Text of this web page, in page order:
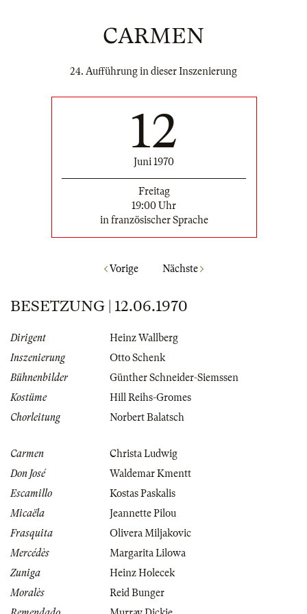
CARMEN
24. Aufführung in dieser Inszenierung
12
Juni 1970
Freitag
19:00 Uhr
in französischer Sprache
Vorige Nächste
BESETZUNG | 12.06.1970
Dirigent
Heinz Wallberg
Inszenierung
Otto Schenk
Bühnenbilder
Günther Schneider-Siemssen
Kostüme
Hill Reihs-Gromes
Chorleitung
Norbert Balatsch
Carmen
Christa Ludwig
Don José
Waldemar Kmentt
Escamillo
Kostas Paskalis
Micaëla
Jeannette Pilou
Frasquita
Olivera Miljakovic
Mercédès
Margarita Lilowa
Zuniga
Heinz Holecek
Moralès
Reid Bunger